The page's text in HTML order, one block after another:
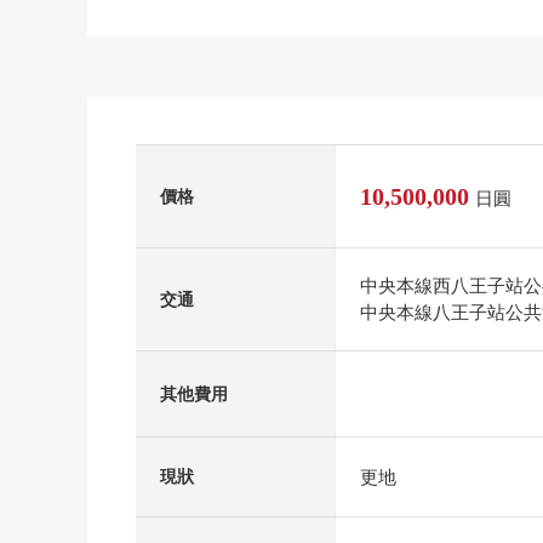
價格 10,500,000 日圓
交通
中央本線西八王子站
中央本線八王子站公
其他費用
現狀 更地